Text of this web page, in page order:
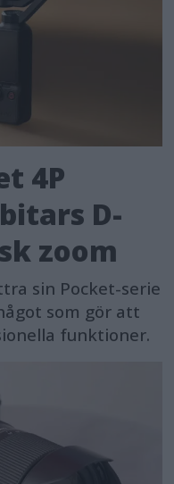
4P
D-
zoom
sin Pocket-serie
som gör att
funktioner.